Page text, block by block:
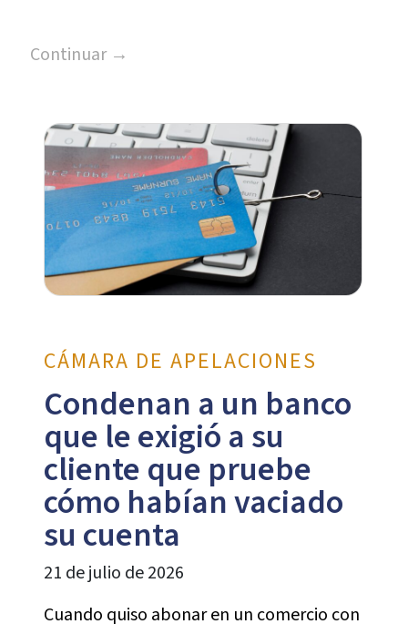
Continuar →
CÁMARA DE APELACIONES
Condenan a un banco
que le exigió a su
cliente que pruebe
cómo habían vaciado
su cuenta
21 de julio de 2026
Cuando quiso abonar en un comercio con